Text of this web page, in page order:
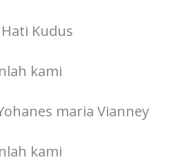
Kudus
kami
maria Vianney
kami